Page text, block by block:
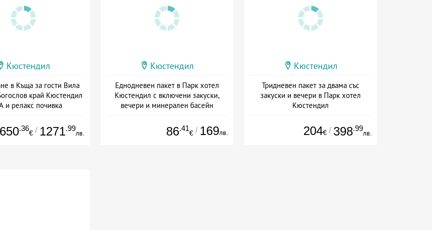
Кюстендил
в Къща за гости Вила
край Кюстендил
и релакс почивка
650.36
€ / 1271.99
лв.
Кюстендил
Еднодневен пакет в Парк хотел
Кюстендил с включени закуски,
вечери и минерален басейн
86.41
€ / 169лв.
Кюстендил
Тридневен пакет за двама със
закуски и вечери в Парк хотел
Кюстендил
204€ / 398.99
лв.